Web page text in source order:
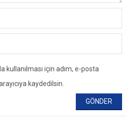
kullanılması için adım, e-posta
kaydedilsin.